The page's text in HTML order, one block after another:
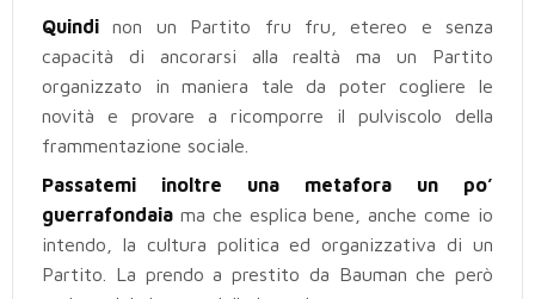
Quindi non un Partito fru fru, etereo e senza
capacità di ancorarsi alla realtà ma un Partito
organizzato in maniera tale da poter cogliere le
novità e provare a ricomporre il pulviscolo della
frammentazione sociale.
Passatemi inoltre una metafora un po’
guerrafondaia ma che esplica bene, anche come io
intendo, la cultura politica ed organizzativa di un
Partito. La prendo a prestito da Bauman che però